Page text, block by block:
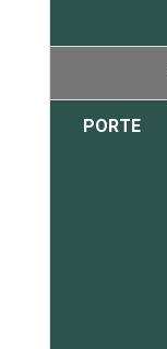
PORTE